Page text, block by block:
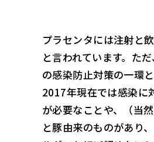
プラセンタには注射と
と言われています。た
の感染防止対策の一環
2017年現在では感染に
が必要なことや、（当
と豚由来のものがあり